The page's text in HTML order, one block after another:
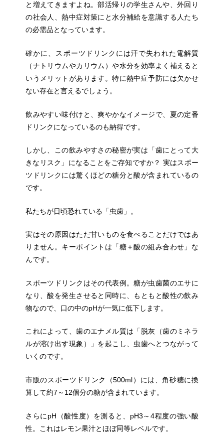
と増えてきますよね。部活帰りの学生さんや、外回り
の社会人、熱中症対策にと水分補給を意識する人たち
の必需品となっています。
確かに、スポーツドリンクには汗で失われた電解質
（ナトリウムやカリウム）や水分を効率よく補えると
いうメリットがあります。特に熱中症予防には欠かせ
ない存在と言えるでしょう。
飲みやすい味付けと、爽やかなイメージで、夏の定番
ドリンクになっているのも納得です。
しかし、この飲みやすさの秘密が実は「歯にとって大
きなリスク」になることをご存知ですか？ 実はスポー
ツドリンクには驚くほどの糖分と酸が含まれているの
です。
私たちが日頃恐れている「虫歯」。
実はその原因はただ甘いものを食べることだけではあ
りません。キーポイントは「糖＋酸の組み合わせ」な
んです。
スポーツドリンクはその代表例。糖が虫歯菌のエサに
なり、酸を発生させると同時に、もともと酸性の飲み
物なので、口の中のpHが一気に低下します。
これによって、歯のエナメル質は「脱灰（歯のミネラ
ルが溶け出す現象）」を起こし、虫歯へとつながって
いくのです。
市販のスポーツドリンク（500ml）には、角砂糖に換
算して約7～12個分の糖が含まれています。
さらにpH（酸性度）を測ると、pH3～4程度の強い酸
性。これはレモン果汁とほぼ同等レベルです。